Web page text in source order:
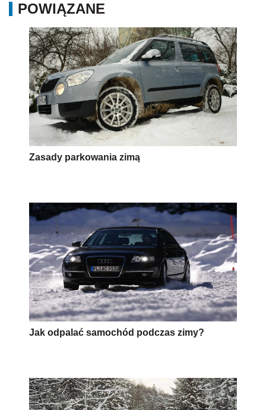
POWIĄZANE
Zasady parkowania zimą
Jak odpalać samochód podczas zimy?